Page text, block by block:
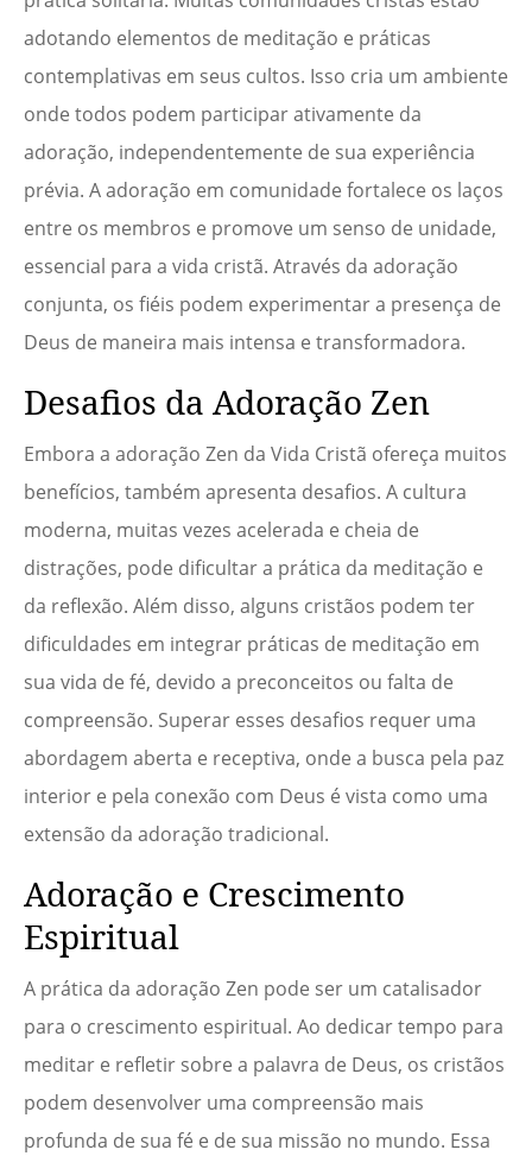
adotando elementos de meditação e práticas
contemplativas em seus cultos. Isso cria um ambiente
onde todos podem participar ativamente da
adoração, independentemente de sua experiência
prévia. A adoração em comunidade fortalece os laços
entre os membros e promove um senso de unidade,
essencial para a vida cristã. Através da adoração
conjunta, os fiéis podem experimentar a presença de
Deus de maneira mais intensa e transformadora.
Desafios da Adoração Zen
Embora a adoração Zen da Vida Cristã ofereça muitos
benefícios, também apresenta desafios. A cultura
moderna, muitas vezes acelerada e cheia de
distrações, pode dificultar a prática da meditação e
da reflexão. Além disso, alguns cristãos podem ter
dificuldades em integrar práticas de meditação em
sua vida de fé, devido a preconceitos ou falta de
compreensão. Superar esses desafios requer uma
abordagem aberta e receptiva, onde a busca pela paz
interior e pela conexão com Deus é vista como uma
extensão da adoração tradicional.
Adoração e Crescimento
Espiritual
A prática da adoração Zen pode ser um catalisador
para o crescimento espiritual. Ao dedicar tempo para
meditar e refletir sobre a palavra de Deus, os cristãos
podem desenvolver uma compreensão mais
profunda de sua fé e de sua missão no mundo. Essa